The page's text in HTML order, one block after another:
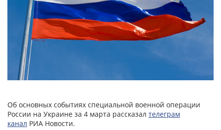
Об основных событиях специальной военной операции
России на Украине за 4 марта рассказал телеграм
канал РИА Новости.